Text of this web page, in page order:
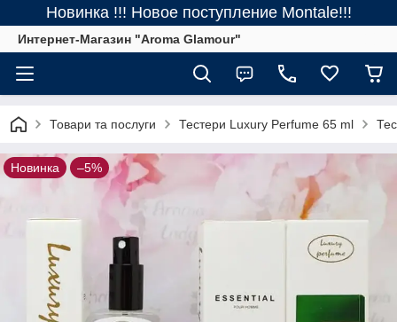
Новинка !!! Новое поступление Montale!!!
Интернет-Магазин "Aroma Glamour"
Товари та послуги Тестери Luxury Perfume 65 ml
Новинка –5%